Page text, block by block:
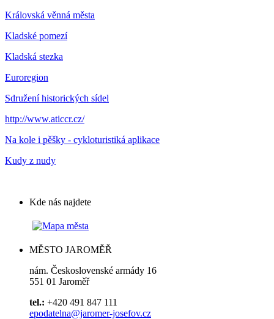
Královská věnná města
Kladské pomezí
Kladská stezka
Euroregion
Sdružení historických sídel
http://www.aticcr.cz/
Na kole i pěšky - cykloturistiká aplikace
Kudy z nudy
Kde nás najdete
MĚSTO JAROMĚŘ
nám. Československé armády 16
551 01 Jaroměř
tel.: +420 491 847 111
epodatelna@jaromer-josefov.cz